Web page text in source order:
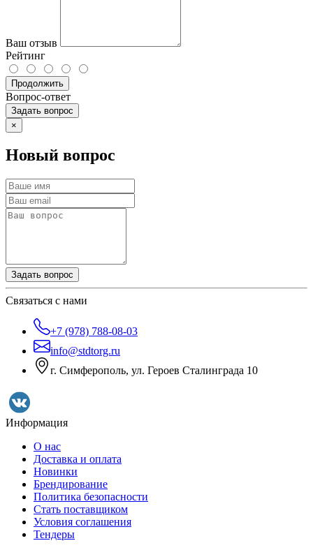
Ваш отзыв
Рейтинг
Продолжить
Вопрос-ответ
Задать вопрос
×
Новый вопрос
Задать вопрос
Связаться с нами
+7 (978) 788-08-03
info@stdtorg.ru
г. Симферополь, ул. Героев Сталинграда 10
Информация
О нас
Доставка и оплата
Новинки
Брендирование
Политика безопасности
Стать поставщиком
Условия соглашения
Тендеры